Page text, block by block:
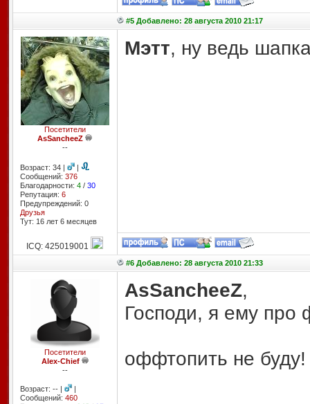
#5 Добавлено: 28 августа 2010 21:17
Посетители
AsSancheeZ
--
Возраст: 34 |
|
Сообщений: 376
Благодарности: 4/ 30
Репутация: 6
Предупреждений: 0
Друзья
Тут: 16 лет 6 месяцев
Мэтт, ну ведь
ICQ: 425019001
#6 Добавлено: 28 августа 2010 21:33
Посетители
Alex-Chief
--
Возраст: -- |
|
Сообщений: 460
AsSancheeZ,
Господи, я ему про
оффтопить не буду!